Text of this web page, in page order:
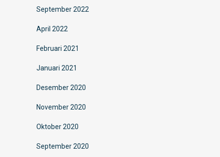
September 2022
April 2022
Februari 2021
Januari 2021
Desember 2020
November 2020
Oktober 2020
September 2020